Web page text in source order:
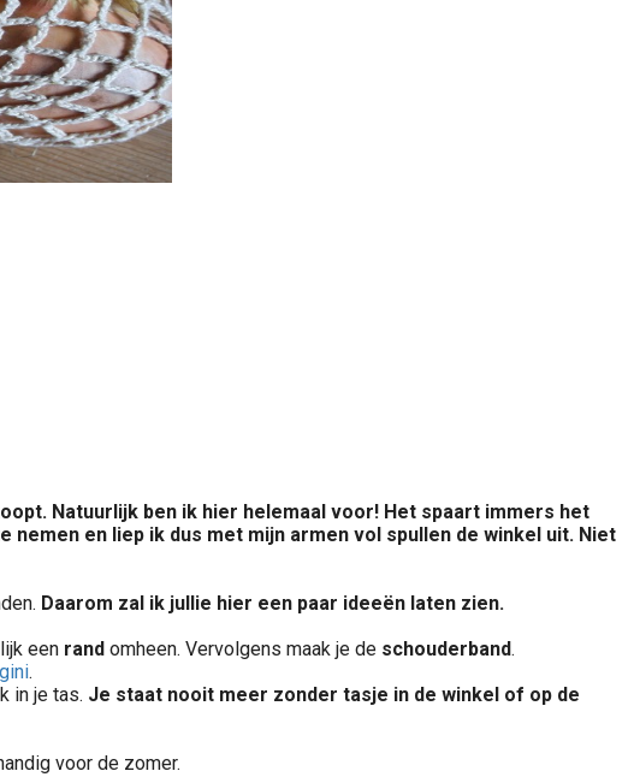
Natuurlijk ben ik hier helemaal voor! Het spaart immers het
en liep ik dus met mijn armen vol spullen de winkel uit. Niet
Daarom zal ik jullie hier een paar ideeën laten zien.
een rand omheen. Vervolgens maak je de schouderband.
.
in je tas. Je staat nooit meer zonder tasje in de winkel of op de
voor de zomer.